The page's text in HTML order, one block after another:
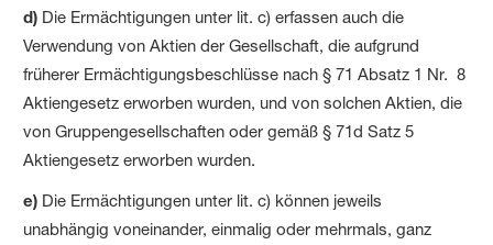
d) Die Ermächtigungen unter lit. c) erfassen auch die
Verwendung von Aktien der Gesellschaft, die aufgrund
früherer Ermächtigungs­beschlüsse nach § 71 Absatz 1 Nr. 8
Aktiengesetz erworben wurden, und von solchen Aktien, die
von Gruppen­gesellschaften oder gemäß § 71d Satz 5
Aktiengesetz erworben wurden.
e) Die Ermächtigungen unter lit. c) können jeweils
unabhängig voneinander, einmalig oder mehrmals, ganz